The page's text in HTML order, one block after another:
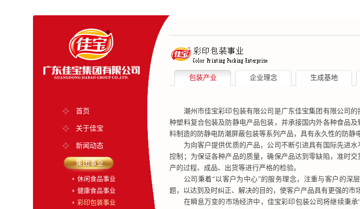
首页
关于佳宝
新闻动态
集团事业
休闲食品事业
健康食品事业
彩印包装事业
包装产业 企业理念 生成基地
潮州市佳宝彩印包装有限公司是广东佳宝集团有限公司的
种塑料复合包装及防静电产品包装，并承接国内外各种食品
料制造的防静电防潮屏蔽包装等系列产品，具有永久性的防静
为向客户提供优质的产品，公司不断引进具有国际先进水
控制；为保证各种产品的质量，确保产品达到零缺陷，准时
产的过程、成品、出货等进行严格的检验。
公司秉着“以客户为中心”的服务理念，注重与客户的深层
题，以达到及时纠正、解决的目的，使客户产品具有更强的市
在瞬息万变的市场经济中，佳宝彩印包装公司将继续秉承